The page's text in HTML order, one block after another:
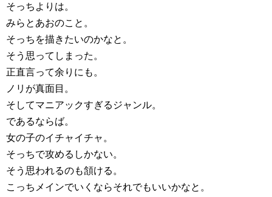
そっちよりは。
みらとあおのこと。
そっちを描きたいのかなと。
そう思ってしまった。
正直言って余りにも。
ノリが真面目。
そしてマニアックすぎるジャンル。
であるならば。
女の子のイチャイチャ。
そっちで攻めるしかない。
そう思われるのも頷ける。
こっちメインでいくならそれでもいいかなと。